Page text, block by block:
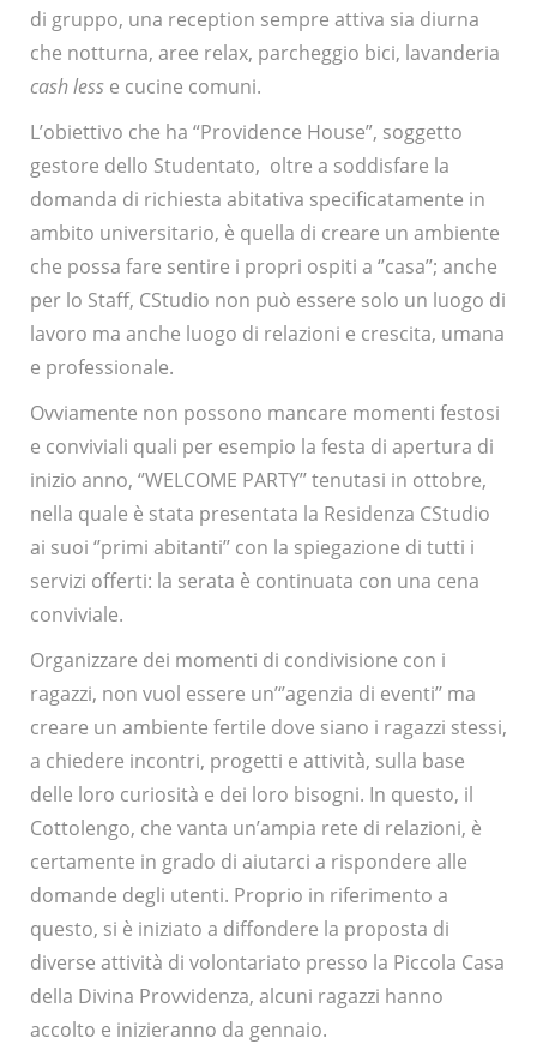
di gruppo, una reception sempre attiva sia diurna
che notturna, aree relax, parcheggio bici, lavanderia
cash less e cucine comuni.
L’obiettivo che ha “Providence House”, soggetto
gestore dello Studentato, oltre a soddisfare la
domanda di richiesta abitativa specificatamente in
ambito universitario, è quella di creare un ambiente
che possa fare sentire i propri ospiti a ‘’casa’’; anche
per lo Staff, CStudio non può essere solo un luogo di
lavoro ma anche luogo di relazioni e crescita, umana
e professionale.
Ovviamente non possono mancare momenti festosi
e conviviali quali per esempio la festa di apertura di
inizio anno, ‘’WELCOME PARTY’’ tenutasi in ottobre,
nella quale è stata presentata la Residenza CStudio
ai suoi ‘’primi abitanti’’ con la spiegazione di tutti i
servizi offerti: la serata è continuata con una cena
conviviale.
Organizzare dei momenti di condivisione con i
ragazzi, non vuol essere un’‘’agenzia di eventi’’ ma
creare un ambiente fertile dove siano i ragazzi stessi,
a chiedere incontri, progetti e attività, sulla base
delle loro curiosità e dei loro bisogni. In questo, il
Cottolengo, che vanta un’ampia rete di relazioni, è
certamente in grado di aiutarci a rispondere alle
domande degli utenti. Proprio in riferimento a
questo, si è iniziato a diffondere la proposta di
diverse attività di volontariato presso la Piccola Casa
della Divina Provvidenza, alcuni ragazzi hanno
accolto e inizieranno da gennaio.